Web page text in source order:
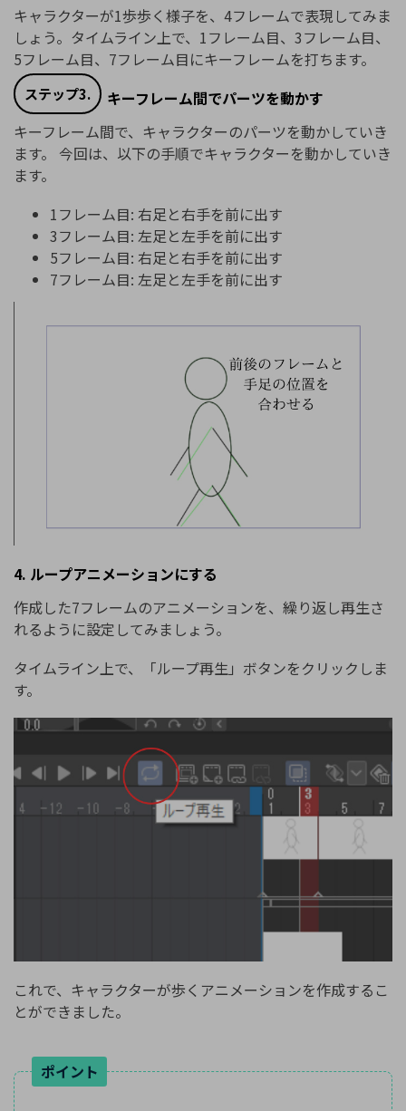
キャラクターが1歩歩く様子を、4フレームで表現してみま
しょう。タイムライン上で、1フレーム目、3フレーム目、
5フレーム目、7フレーム目にキーフレームを打ちます。
ステップ3.
キーフレーム間でパーツを動かす
キーフレーム間で、キャラクターのパーツを動かしていき
ます。 今回は、以下の手順でキャラクターを動かしていき
ます。
1フレーム目: 右足と右手を前に出す
3フレーム目: 左足と左手を前に出す
5フレーム目: 右足と右手を前に出す
7フレーム目: 左足と左手を前に出す
4. ループアニメーションにする
作成した7フレームのアニメーションを、繰り返し再生さ
れるように設定してみましょう。
タイムライン上で、「ループ再生」ボタンをクリックしま
す。
これで、キャラクターが歩くアニメーションを作成するこ
とができました。
ポイント